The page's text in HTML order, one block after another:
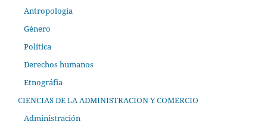
Antropología
Género
Política
Derechos humanos
Etnográfia
CIENCIAS DE LA ADMINISTRACION Y COMERCIO
Administración